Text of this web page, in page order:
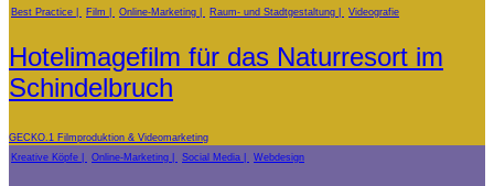
Best Practice
Film Online-Marketing Raum- und Stadtgestaltung Videografie
Hotelimagefilm für das Naturresort im
Schindelbruch
GECKO.1 Filmproduktion & Videomarketing
Kreative Köpfe
Online-Marketing Social Media Webdesign